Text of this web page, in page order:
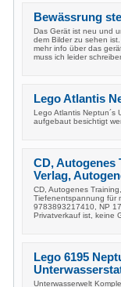
Bewässrung
Das Gerät ist neu und
dem Bilder zu sehen
mehr info über das
muss ich leider
Lego Atlantis
Lego Atlantis Neptun´s
aufgebaut besichtigt
CD, Autogenes
Verlag,
CD, Autogenes
Tiefenentspannung für
9783893217410, NP
Privatverkauf ist, keine
Lego 6195
Unterwasserwelt